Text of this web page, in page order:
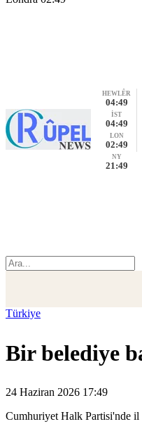
HEWLÊR
04:49
İST
04:49
LON
02:49
NY
21:49
Türkiye
Bir belediye
24 Haziran 2026 17:49
Cumhuriyet Halk Partisi'nde il